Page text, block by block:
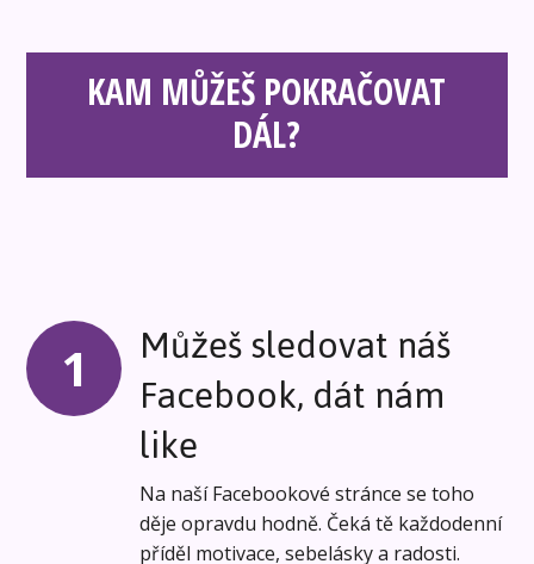
KAM MŮŽEŠ POKRAČOVAT
DÁL?
1 Můžeš sledovat náš
Facebook, dát nám
like
Na naší Facebookové stránce se toho
děje opravdu hodně. Čeká tě každodenní
příděl motivace, sebelásky a radosti.